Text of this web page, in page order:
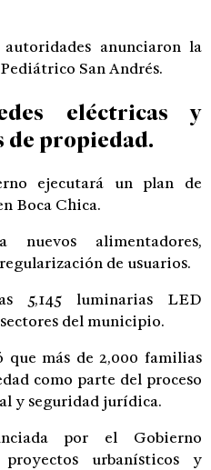
anunciaron la
San Andrés.
eléctricas y
propiedad.
ejecutará un plan de
Boca Chica.
nuevos alimentadores,
de usuarios.
5,145 luminarias LED
del municipio.
que más de 2,000 familias
como parte del proceso
y seguridad jurídica.
por el Gobierno
urbanísticos y